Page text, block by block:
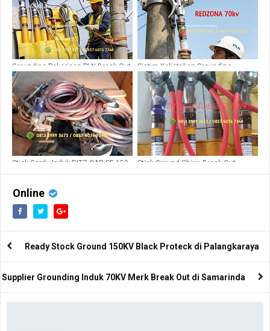
Grounding Pekerjaan PLN Break Out
20kv
Sistim Kelistrikan Grounding
Redzona 70kv
Stick Gardu Induk RITZ CAR SE 150
Stick Ground China Break Out
Online
Ready Stock Ground 150KV Black Proteck di Palangkaraya
Supplier Grounding Induk 70KV Merk Break Out di Samarinda